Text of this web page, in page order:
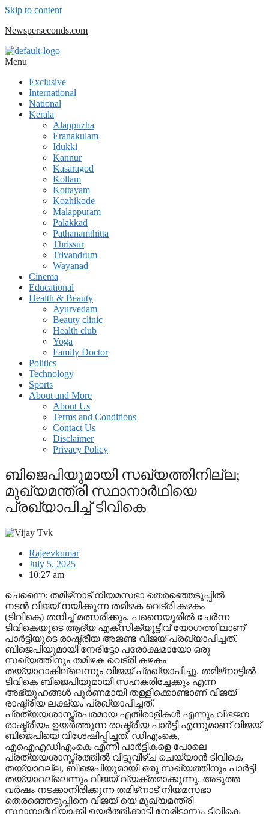
Skip to content
Newsperseconds.com
Menu
Exclusive
International
National
Kerala
Alappuzha
Eranakulam
Idukki
Kannur
Kasaragod
Kollam
Kottayam
Kozhikode
Malappuram
Palakkad
Pathanamthitta
Thrissur
Trivandrum
Wayanad
Cinema
Educational
Health & Beauty
Ayurvedam
Beauty clinic
Health club
Yoga
Family Doctor
Politics
Technology
Sports
About and More
About Us
Terms and Conditions
Contact Us
Disclaimer
Privacy Policy
ബിജെപിയുമായി സഖ്യത്തിനില്ല;
മുഖ്യമന്ത്രി സ്ഥാനാര്‍ഥിയെ
പ്രഖ്യാപിച്ച് ടിവികെ
Rajeevkumar
July 5, 2025
10:27 am
ചെന്നൈ: തമിഴ്‌നാട് നിയമസഭാ തെരഞ്ഞെടുപ്പില്‍
നടന്‍ വിജയ് നയിക്കുന്ന തമിഴക വെട്രി കഴകം
(ടിവികെ) തനിച്ച് മത്സരിക്കും. പനൈയൂരില്‍ ചേര്‍ന്ന
ടിവികെയുടെ ആദ്യ എക്‌സിക്യൂട്ടീവ് യോഗത്തിലാണ്
പാര്‍ട്ടിയുടെ രാഷ്ട്രീയ അജണ്ട വിജയ് പ്രഖ്യാപിച്ചത്.
ബിജെപിയുമായി നേരിട്ടോ പരോക്ഷമായോ ഒരു
സഖ്യത്തിനും തമിഴക വെട്രി കഴകം
തയ്യാറാകില്ലെന്നും വിജയ് പ്രഖ്യാപിച്ചു. തമിഴ്‌നാട്ടില്‍
ടിവികെ ബിജെപിയുമായി സഹകരിച്ചേക്കും എന്ന
അഭ്യൂഹങ്ങള്‍ പൂര്‍ണമായി തള്ളിക്കൊണ്ടാണ് വിജയ്
രാഷ്ട്രീയ ലക്ഷ്യം പ്രഖ്യാപിച്ചത്.
പ്രത്യയശാസ്ത്രപരമായ എതിരാളികള്‍ എന്നും വിഭജന
രാഷ്ട്രീയം ഉയര്‍ത്തുന്ന രാഷ്ട്രീയ പാര്‍ട്ടി എന്നുമാണ് വിജയ്
ബിജെപിയെ വിശേഷിപ്പിച്ചത്. ഡിഎംകെ,
എഐഎഡിഎംകെ എന്നീ പാര്‍ട്ടികളെ പോലെ
പ്രത്യയശാസ്ത്രത്തില്‍ വിട്ടുവീഴ്ച ചെയ്യാന്‍ ടിവികെ
തയ്യാറല്ല, ബിജെപിയുമായി ഒരു സഖ്യത്തിനും പാര്‍ട്ടി
തയ്യാറല്ലെന്നും വിജയ് വ്യക്തമാക്കുന്നു. അടുത്ത
വര്‍ഷം നടക്കാനിരിക്കുന്ന തമിഴ്‌നാട് നിയമസഭാ
തെരഞ്ഞെടുപ്പിനെ വിജയ് യെ മുഖ്യമന്ത്രി
സ്ഥാനാര്‍ഥിയാക്കി ഉയര്‍ത്തിക്കാട്ടി നേരിടാനും ടിവികെ